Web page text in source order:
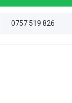
0757 519 826